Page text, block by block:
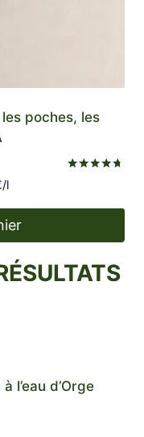
poches, les
l
l’eau d’Orge